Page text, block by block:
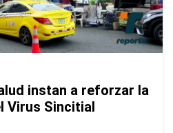
instan a reforzar la
Virus Sincitial